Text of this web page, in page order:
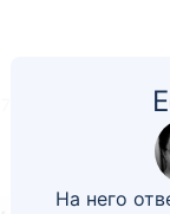
На него